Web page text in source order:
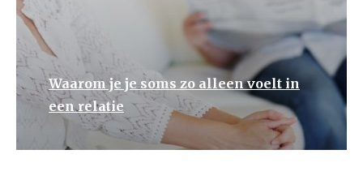
Waarom je je soms zo alleen voelt in
een relatie
Terug naar het overzicht